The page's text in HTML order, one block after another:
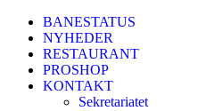
BANESTATUS
NYHEDER
RESTAURANT
PROSHOP
KONTAKT
Sekretariatet